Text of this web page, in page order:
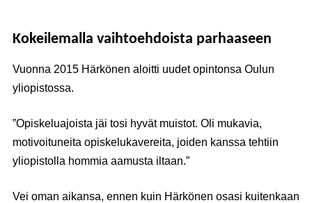
Kokeilemalla vaihtoehdoista parhaaseen
Vuonna 2015 Härkönen aloitti uudet opintonsa Oulun
yliopistossa.
”Opiskeluajoista jäi tosi hyvät muistot. Oli mukavia,
motivoituneita opiskelukavereita, joiden kanssa tehtiin
yliopistolla hommia aamusta iltaan.”
Vei oman aikansa, ennen kuin Härkönen osasi kuitenkaan